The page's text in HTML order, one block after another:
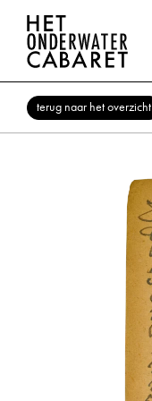
terug naar het overzicht